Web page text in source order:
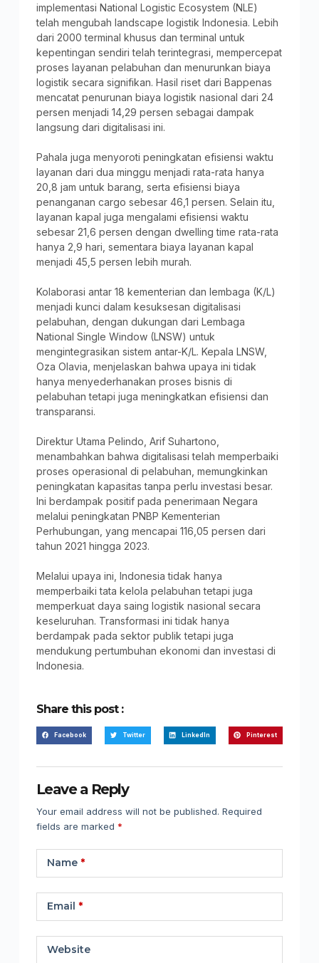
implementasi National Logistic Ecosystem (NLE)
telah mengubah landscape logistik Indonesia. Lebih
dari 2000 terminal khusus dan terminal untuk
kepentingan sendiri telah terintegrasi, mempercepat
proses layanan pelabuhan dan menurunkan biaya
logistik secara signifikan. Hasil riset dari Bappenas
mencatat penurunan biaya logistik nasional dari 24
persen menjadi 14,29 persen sebagai dampak
langsung dari digitalisasi ini.
Pahala juga menyoroti peningkatan efisiensi waktu
layanan dari dua minggu menjadi rata-rata hanya
20,8 jam untuk barang, serta efisiensi biaya
penanganan cargo sebesar 46,1 persen. Selain itu,
layanan kapal juga mengalami efisiensi waktu
sebesar 21,6 persen dengan dwelling time rata-rata
hanya 2,9 hari, sementara biaya layanan kapal
menjadi 45,5 persen lebih murah.
Kolaborasi antar 18 kementerian dan lembaga (K/L)
menjadi kunci dalam kesuksesan digitalisasi
pelabuhan, dengan dukungan dari Lembaga
National Single Window (LNSW) untuk
mengintegrasikan sistem antar-K/L. Kepala LNSW,
Oza Olavia, menjelaskan bahwa upaya ini tidak
hanya menyederhanakan proses bisnis di
pelabuhan tetapi juga meningkatkan efisiensi dan
transparansi.
Direktur Utama Pelindo, Arif Suhartono,
menambahkan bahwa digitalisasi telah memperbaiki
proses operasional di pelabuhan, memungkinkan
peningkatan kapasitas tanpa perlu investasi besar.
Ini berdampak positif pada penerimaan Negara
melalui peningkatan PNBP Kementerian
Perhubungan, yang mencapai 116,05 persen dari
tahun 2021 hingga 2023.
Melalui upaya ini, Indonesia tidak hanya
memperbaiki tata kelola pelabuhan tetapi juga
memperkuat daya saing logistik nasional secara
keseluruhan. Transformasi ini tidak hanya
berdampak pada sektor publik tetapi juga
mendukung pertumbuhan ekonomi dan investasi di
Indonesia.
Share this post :
Facebook Twitter LinkedIn Pinterest
Leave a Reply
Your email address will not be published. Required
fields are marked *
Name*
Email *
Website